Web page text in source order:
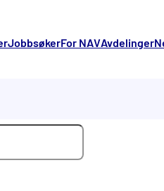
JobbsøkerFor NAVAvdelinger